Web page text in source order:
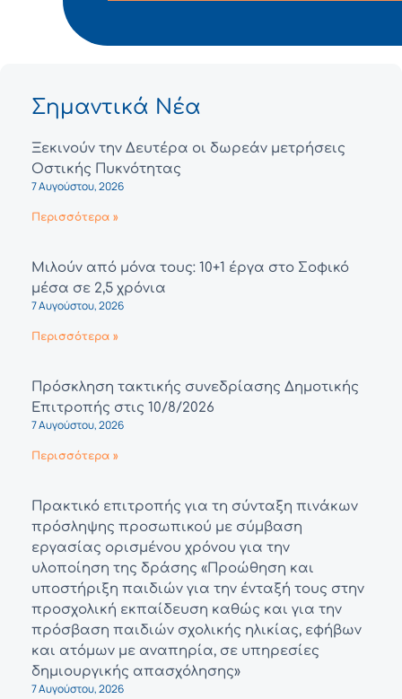
Σημαντικά Νέα
Ξεκινούν την Δευτέρα οι δωρεάν μετρήσεις
Οστικής Πυκνότητας
7 Αυγούστου, 2026
Περισσότερα »
Μιλούν από μόνα τους: 10+1 έργα στο Σοφικό
μέσα σε 2,5 χρόνια
7 Αυγούστου, 2026
Περισσότερα »
Πρόσκληση τακτικής συνεδρίασης Δημοτικής
Επιτροπής στις 10/8/2026
7 Αυγούστου, 2026
Περισσότερα »
Πρακτικό επιτροπής για τη σύνταξη πινάκων
πρόσληψης προσωπικού με σύμβαση
εργασίας ορισμένου χρόνου για την
υλοποίηση της δράσης «Προώθηση και
υποστήριξη παιδιών για την ένταξή τους στην
προσχολική εκπαίδευση καθώς και για την
πρόσβαση παιδιών σχολικής ηλικίας, εφήβων
και ατόμων με αναπηρία, σε υπηρεσίες
δημιουργικής απασχόλησης»
7 Αυγούστου, 2026